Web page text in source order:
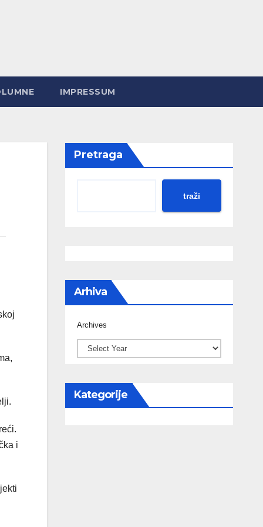
IMPRESSUM
i
Pretraga
traži
Arhiva
Archives
Kategorije